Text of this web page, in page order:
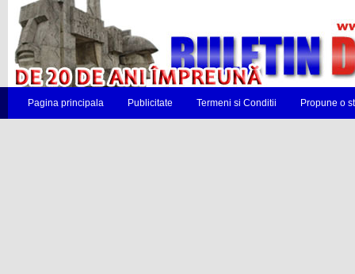
Pagina principala Publicitate Termeni si Conditii Propune o